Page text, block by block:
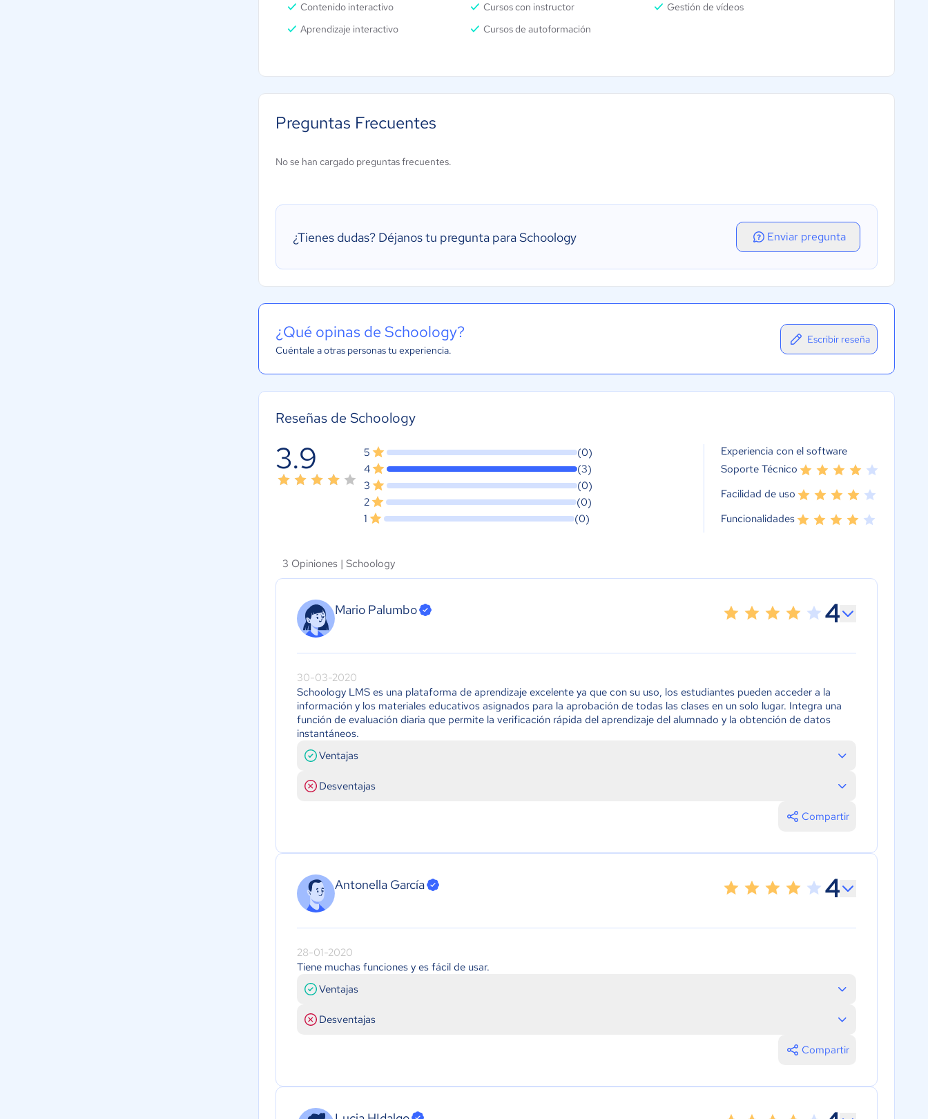
Contenido interactivo Cursos con instructor
Gestión de vídeos
Aprendizaje interactivo
Cursos de autoformación
Preguntas Frecuentes
No se han cargado preguntas frecuentes.
¿Tienes dudas? Déjanos tu pregunta para Schoology Enviar pregunta
¿Qué opinas de Schoology?
Cuéntale a otras personas tu experiencia.
Escribir reseña
Reseñas de Schoology
3.9 5
(0)
4
(3)
3
(0)
2
(0)
1
(0)
Experiencia con el software
Soporte Técnico
Facilidad de uso
Funcionalidades
3 Opiniones | Schoology
Mario Palumbo 4
30-03-2020
Schoology LMS es una plataforma de aprendizaje excelente ya que con su uso, los estudiantes pueden acceder a la
información y los materiales educativos asignados para la aprobación de todas las clases en un solo lugar. Integra una
función de evaluación diaria que permite la verificación rápida del aprendizaje del alumnado y la obtención de datos
instantáneos.
Ventajas
Desventajas
Compartir
Antonella García 4
28-01-2020
Tiene muchas funciones y es fácil de usar.
Ventajas
Desventajas
Compartir